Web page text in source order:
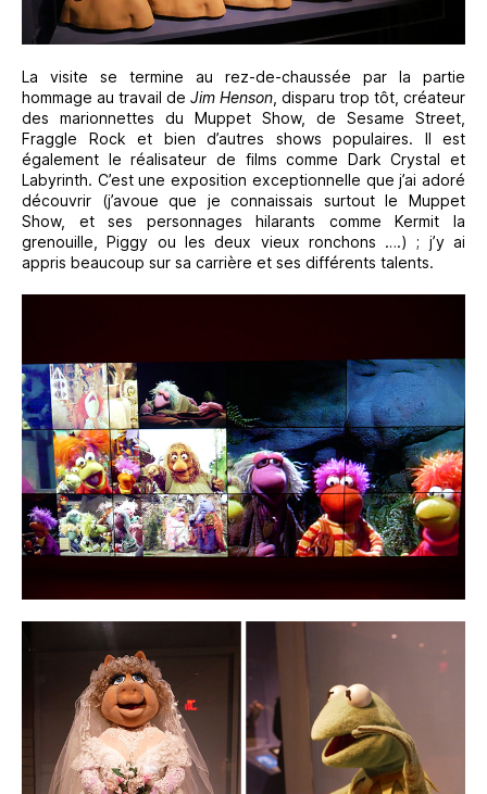
La visite se termine au rez-de-chaussée par la partie
hommage au travail de Jim Henson , disparu trop tôt, créateur
des marionnettes du Muppet Show, de Sesame Street,
Fraggle Rock et bien d’autres shows populaires. Il est
également le réalisateur de films comme Dark Crystal et
Labyrinth. C’est une exposition exceptionnelle que j’ai adoré
découvrir (j’avoue que je connaissais surtout le Muppet
Show, et ses personnages hilarants comme Kermit la
grenouille, Piggy ou les deux vieux ronchons ….) ; j’y ai
appris beaucoup sur sa carrière et ses différents talents.